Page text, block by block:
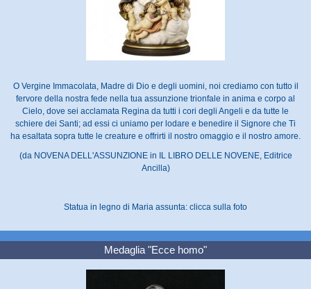
O Vergine Immacolata, Madre di Dio e degli uomini, noi crediamo con tutto il
fervore della nostra fede nella tua assunzione trionfale in anima e corpo al
Cielo, dove sei acclamata Regina da tutti i cori degli Angeli e da tutte le
schiere dei Santi; ad essi ci uniamo per lodare e benedire il Signore che Ti
ha esaltata sopra tutte le creature e offrirti il nostro omaggio e il nostro amore.
(da NOVENA DELL'ASSUNZIONE in IL LIBRO DELLE NOVENE, Editrice
Ancilla)
Statua in legno di Maria assunta: clicca sulla foto
Medaglia "Ecce homo"